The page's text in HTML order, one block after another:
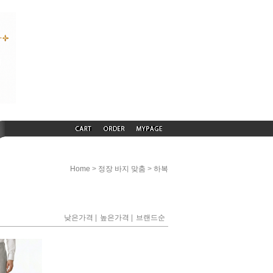
Home > 정장 바지 맞춤 > 하복
낮은가격 높은가격 브랜드순